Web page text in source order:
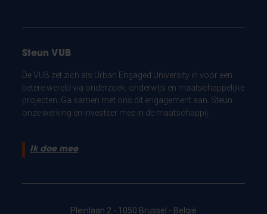
Steun VUB
De VUB zet zich als Urban Engaged University in voor een
betere wereld via onderzoek, onderwijs en maatschappelijke
projecten. Ga samen met ons dit engagement aan. Steun
onze werking en investeer mee in de maatschappij.
Ik doe mee
Pleinlaan 2 - 1050 Brussel - België